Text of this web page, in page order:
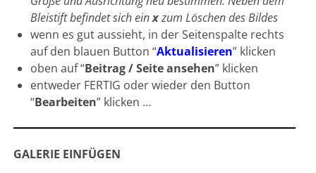
Bleistift befindet sich einxzum Löschen des Bildes
wenn es gut aussieht, in der Seitenspalte rechts
auf den blauen Button “Aktualisieren” klicken
oben auf “Beitrag / Seite ansehen” klicken
entweder FERTIG oder wieder den Button
“Bearbeiten” klicken …
GALERIE EINFÜGEN